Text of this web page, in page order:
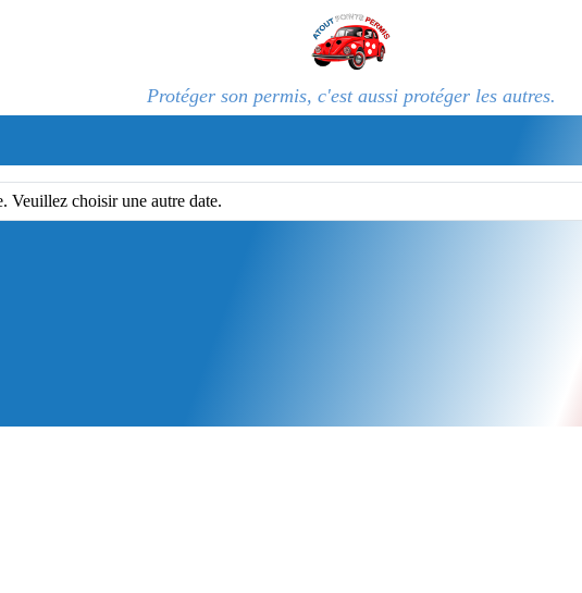
Protéger son permis, c'est aussi protéger les autres.
Veuillez choisir une autre date.